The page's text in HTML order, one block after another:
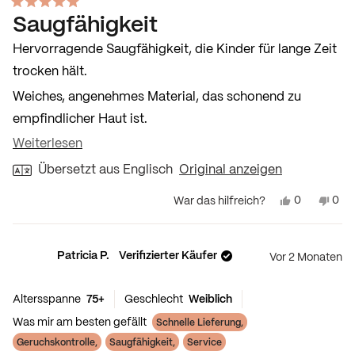
Mit 5 von 5 Sternen bewertet
Saugfähigkeit
Hervorragende Saugfähigkeit, die Kinder für lange Zeit
trocken hält.
Weiches, angenehmes Material, das schonend zu
empfindlicher Haut ist.
Gute Passform hilft, Leckagen am Tag und über Nacht
zu verhindern
WeiterlesenMehr über diese Rezension lesen
Übersetzt aus Englisch Original anzeigen
War das hilfreich? Ja, diese
0
0
Patricia P. Verifizierter Käufer Vor 2 Monaten
Altersspanne 75+ Geschlecht Weiblich
Was mir am besten gefällt
Schnelle Lieferung,
Geruchskontrolle,
Saugfähigkeit, Service